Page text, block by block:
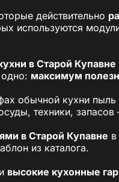
действительно
используются
в Старой Купавне
максимум
обычной кухни
техники,
в Старой Купавне
из каталога.
высокие кухонные